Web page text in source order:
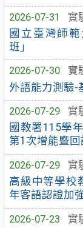
2026-07-31
實
國立臺灣師
班」
2026-07-30
實
外語能力測驗-
2026-07-29
實
國教署115學
第1次增能暨
2026-07-29
實
高級中等學校
年客語認證加
2026-07-23
實